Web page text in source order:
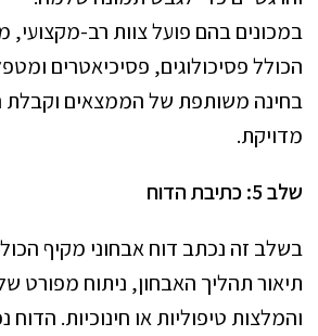
במכונים בהם פועל צוות רב-מקצועי,
הכולל פסיכולוגים, פסיכיאטרים
בחינה משותפת של הממצאים וקבלת
מדויקת.
שלב 5: כתיבת הדוח
בשלב זה נכתב דוח אבחוני מקיף
תיאור תהליך האבחון, ניתוח מפורט
והמלצות טיפוליות או חינוכיות.